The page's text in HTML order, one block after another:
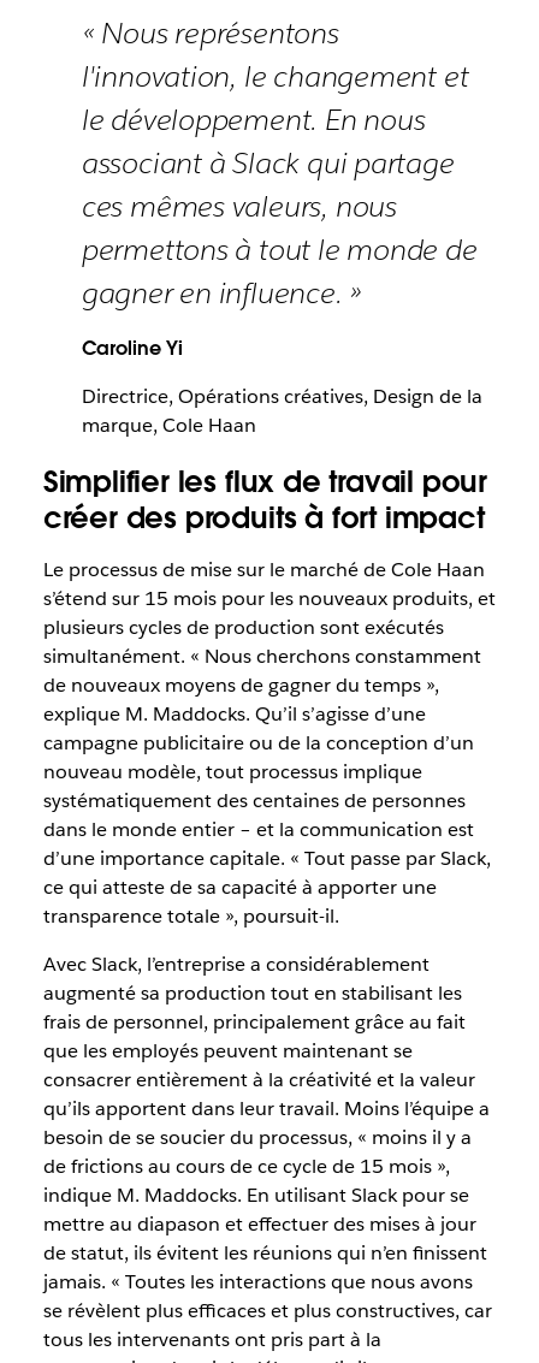
« Nous représentons
l'innovation, le changement et
le développement. En nous
associant à Slack qui partage
ces mêmes valeurs, nous
permettons à tout le monde de
gagner en influence. »
Caroline Yi
Directrice, Opérations créatives, Design de la
marque, Cole Haan
Simplifier les flux de travail pour
créer des produits à fort impact
Le processus de mise sur le marché de Cole Haan
s’étend sur 15 mois pour les nouveaux produits, et
plusieurs cycles de production sont exécutés
simultanément. « Nous cherchons constamment
de nouveaux moyens de gagner du temps »,
explique M. Maddocks. Qu’il s’agisse d’une
campagne publicitaire ou de la conception d’un
nouveau modèle, tout processus implique
systématiquement des centaines de personnes
dans le monde entier – et la communication est
d’une importance capitale. « Tout passe par Slack,
ce qui atteste de sa capacité à apporter une
transparence totale », poursuit-il.
Avec Slack, l’entreprise a considérablement
augmenté sa production tout en stabilisant les
frais de personnel, principalement grâce au fait
que les employés peuvent maintenant se
consacrer entièrement à la créativité et la valeur
qu’ils apportent dans leur travail. Moins l’équipe a
besoin de se soucier du processus, « moins il y a
de frictions au cours de ce cycle de 15 mois »,
indique M. Maddocks. En utilisant Slack pour se
mettre au diapason et effectuer des mises à jour
de statut, ils évitent les réunions qui n’en finissent
jamais. « Toutes les interactions que nous avons
se révèlent plus efficaces et plus constructives, car
tous les intervenants ont pris part à la